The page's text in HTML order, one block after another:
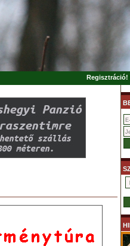
Regisztráció!